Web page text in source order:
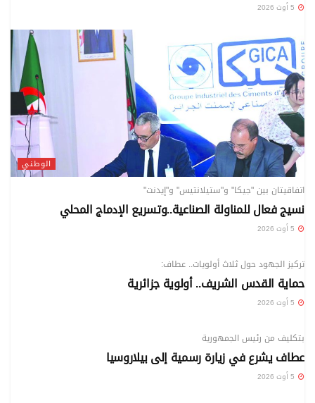
الوطني
اتفاقيتان بين "جيكا" و"ستيلانتيس" و"إيدنت"
نسيج فعال للمناولة الصناعية..وتسريع الإدماج المحلي
تركيز الجهود حول ثلاث أولويات.. عطاف:
حماية القدس الشريف.. أولوية جزائرية
بتكليف من رئيس الجمهورية
عطاف يشرع في زيارة رسمية إلى بيلاروسيا